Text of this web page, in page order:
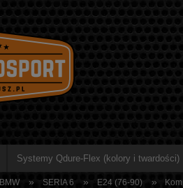
Systemy Qdure-Flex (kolory i twardości)
BMW » SERIA 6 » E24 (76-90) »